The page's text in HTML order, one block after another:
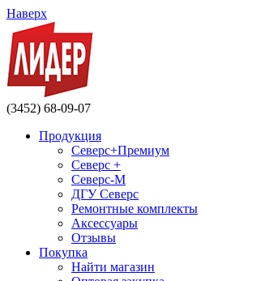
Наверх
(3452) 68-09-07
Продукция
Северс+Премиум
Северс +
Северс-М
ДГУ Северс
Ремонтные комплекты
Аксессуары
Отзывы
Покупка
Найти магазин